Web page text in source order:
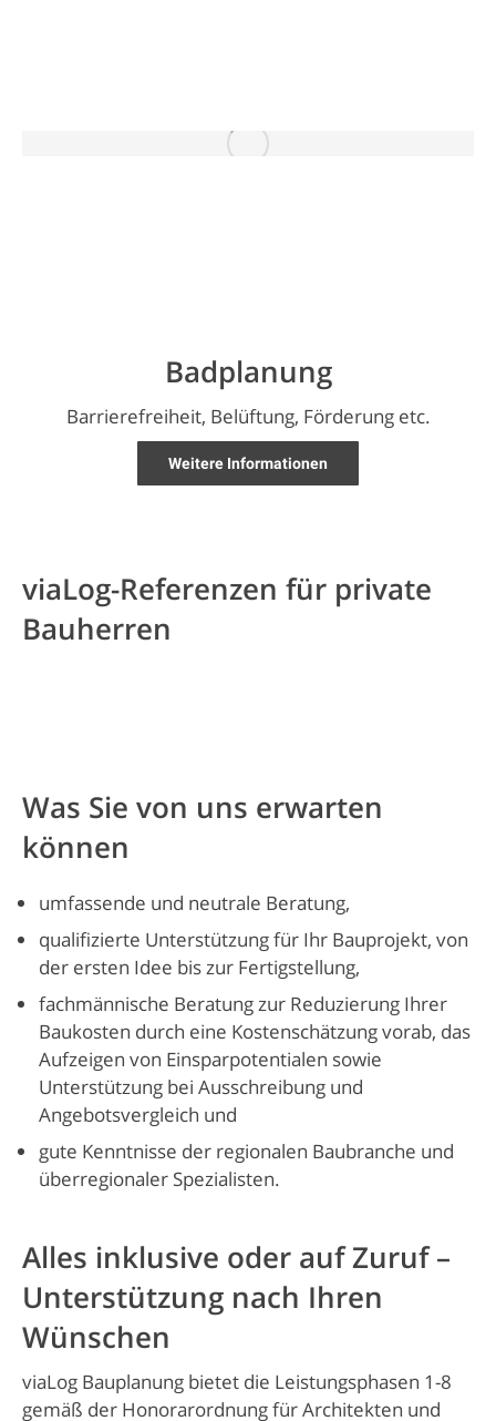
Badplanung
Barrierefreiheit, Belüftung, Förderung etc.
Weitere Informationen
viaLog-Referenzen für private
Bauherren
Was Sie von uns erwarten
können
umfassende und neutrale Beratung,
qualifizierte Unterstützung für Ihr Baupro­jekt, von
der ersten Idee bis zur Fertigstel­lung,
fachmännische Beratung zur Reduzierung Ihrer
Baukosten durch eine Kostenschätzung vorab, das
Aufzeigen von Einsparpotentialen sowie
Unterstützung bei Ausschreibung und
Angebotsvergleich und
gute Kenntnisse der regionalen Baubranche und
überregionaler Spezialisten.
Alles inklusive oder auf Zuruf –
Unterstützung nach Ihren
Wünschen
viaLog Bauplanung bietet die Leistungsphasen 1-8
gemäß der Honorarordnung für Architekten und